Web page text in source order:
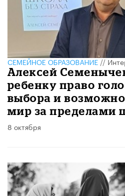
СЕМЕЙНОЕ ОБРАЗОВАНИЕ//
Алексей
ребенку право
выбора и
мир за пределами
8 октября